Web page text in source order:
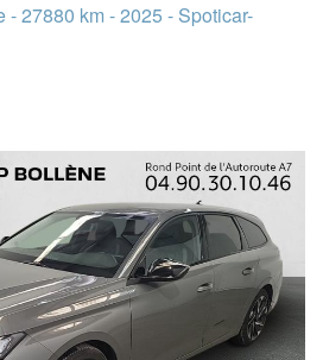
27880 km - 2025 - Spoticar-